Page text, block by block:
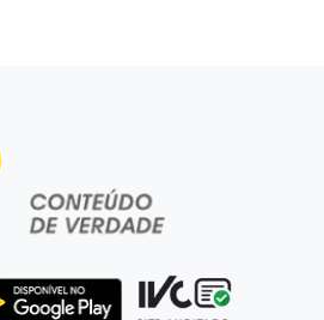
de boxes
fria muda o tempo e
com forte neblina
destaque na rodada do